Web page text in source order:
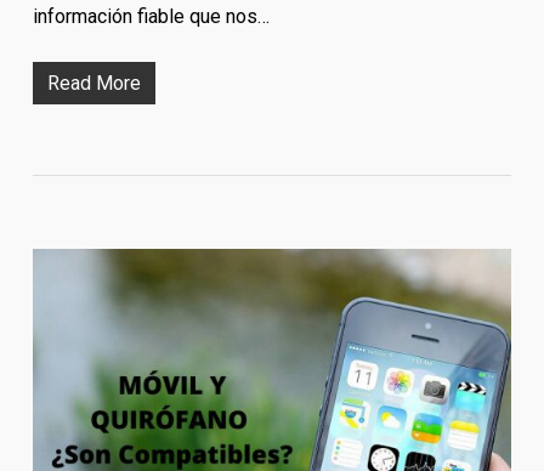
información fiable que nos…
Read More